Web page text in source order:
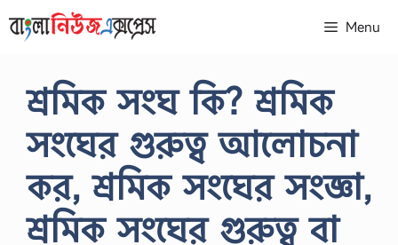
to
Menu
শ্রমিক সংঘ কি? শ্রমিক
সংঘের গুরুত্ব আলোচনা
কর, শ্রমিক সংঘের সংজ্ঞা,
শ্রমিক সংঘের গুরুত্ব বা